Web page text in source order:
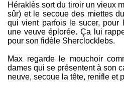
Héraklès sort du tiroir un vieux
sûr) et le secoue des miettes
qui vient parfois le sucer, pour
une veuve éplorée. Ça lui
pour son fidèle Sherclocklebs.
Max regarde le mouchoir
dames qui se présentent à son
neuve, secoue la tête, renifle et